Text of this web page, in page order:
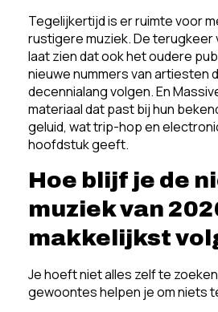
Tegelijkertijd is er ruimte voor
rustigere muziek. De terugkeer
laat zien dat ook het oudere
nieuwe nummers van artiesten
decennialang volgen. En
materiaal dat past bij hun
geluid, wat trip-hop en
hoofdstuk geeft.
Hoe blijf je de
muziek van
makkelijkst
Je hoeft niet alles zelf te
gewoontes helpen je om niets